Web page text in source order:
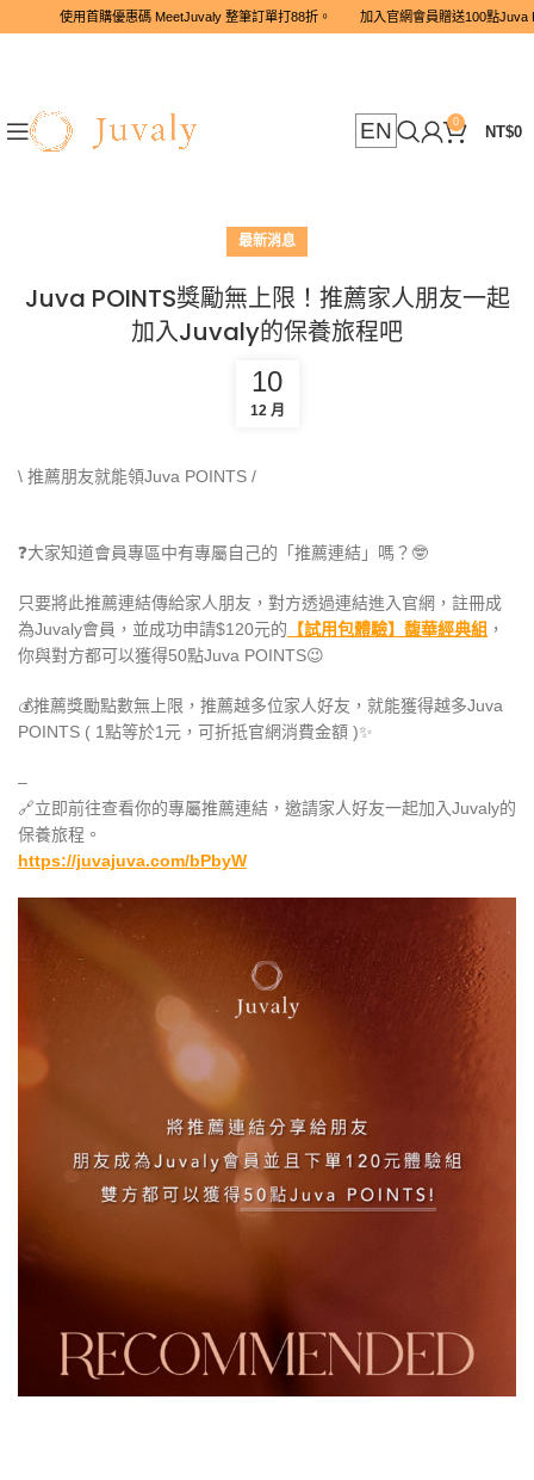
使用首購優惠碼 MeetJuvaly 整筆訂單打88折。 加入官網
EN 0
NT$0
最新消息
Juva POINTS獎勵無上限！推薦家人朋友一起
加入Juvaly的保養旅程吧
10
12 月
\ 推薦朋友就能領Juva POINTS /
❓大家知道會員專區中有專屬自己的「 推薦連結 」嗎？ 🤓
只要將此推薦連結傳給家人朋友，對方透過連結進入官網，註冊成
為Juvaly會員，並成功申請$120元的 【試用包體驗】馥華經典組 ，
你與對方都可以獲得50點Juva POINTS😉
💰推薦獎勵點數無上限，推薦越多位家人好友，就能獲得越多Juva
POINTS ( 1點等於1元，可折抵官網消費金額 )✨
–
🔗立即前往查看你的專屬推薦連結，邀請家人好友一起加入Juvaly的
保養旅程。
https://juvajuva.com/bPbyW